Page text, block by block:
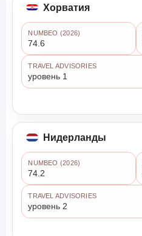
Хорватия
NUMBEO (2026)
74.6
TRAVEL ADVISORIES
уровень 1
Нидерланды
NUMBEO (2026)
74.2
TRAVEL ADVISORIES
уровень 2